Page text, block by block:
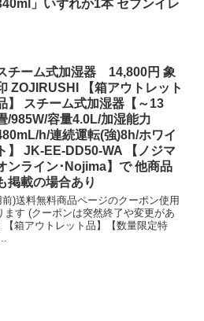
」いずれか1本 セブンイレ
チーム式加湿器 14,800円 象
ZOJIRUSHI 【箱アウトレット
】 スチーム式加湿器【～13
/985W/容量4.0L/加湿能力
h/連続運転(強)8h/ホワイ
ト】 JK-EE-DD50-WA 【ノジマ
ンライン･Nojima】で 他商品
掲載の場合あり
)送料無料商品ページのクーポン使用
す (クーポンは突然終了や変更があ
【箱アウトレット品】【数量限定特